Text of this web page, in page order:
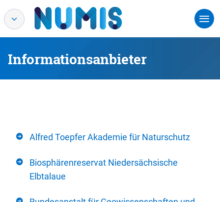
Informationsanbieter
Alfred Toepfer Akademie für Naturschutz
Biosphärenreservat Niedersächsische
Elbtalaue